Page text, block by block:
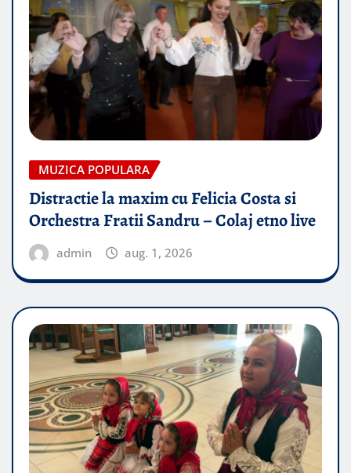
MUZICA POPULARA
Distractie la maxim cu Felicia Costa si
Orchestra Fratii Sandru – Colaj etno live
admin aug. 1, 2026